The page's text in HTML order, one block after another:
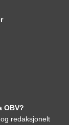
OBV?
redaksjonelt